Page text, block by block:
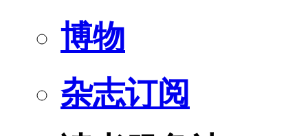
博物
杂志订阅